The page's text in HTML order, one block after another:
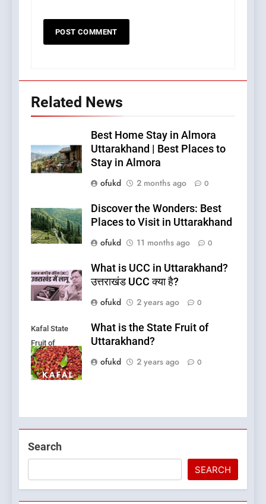
Related News
Best Home Stay in Almora
Uttarakhand | Best Places to
Stay in Almora
ofukd
2 months ago 0
Discover the Wonders: Best
Places to Visit in Uttarakhand
ofukd
11 months ago 0
What is UCC in Uttarakhand?
उत्तराखंड UCC क्या है?
ofukd
2 years ago 0
Kafal State
Fruit of
Uttarakhand
What is the State Fruit of
Uttarakhand?
ofukd
2 years ago 0
Search
SEARCH
UTTARAKHAND FESTIVALS